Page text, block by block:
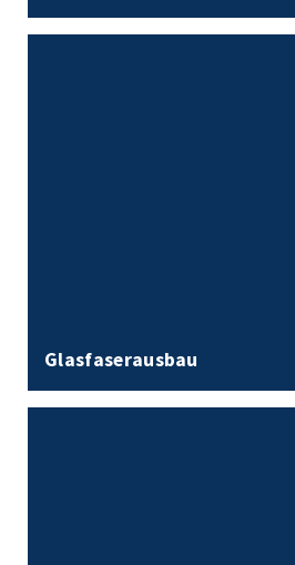
Glasfaserausbau